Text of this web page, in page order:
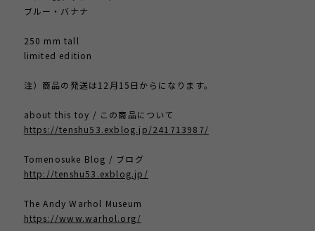
ブルー・バナナ
250 mm tall
limited edition
注）商品の発送は12月15日からになります。
about this toy / この商品について
https://tenshu53.exblog.jp/241713987/
Tomenosuke Blog / ブログ
http://tenshu53.exblog.jp/
The Andy Warhol Museum
https://www.warhol.org/